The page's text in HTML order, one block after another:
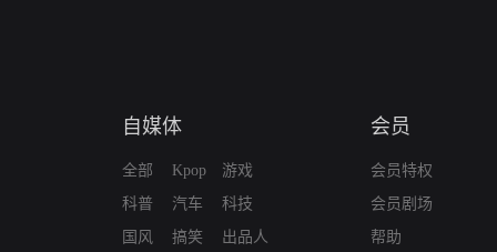
自媒体
全部
科普
国风
Kpop
汽车
搞笑
游戏
科技
出品人
会员
会员特权
会员剧场
帮助